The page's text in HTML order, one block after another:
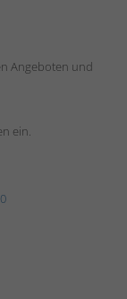
Angeboten und
ein.